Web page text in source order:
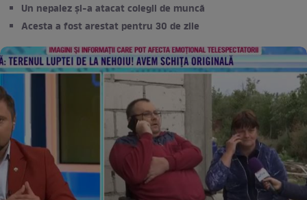
Un nepalez și-a atacat colegii de muncă
Acesta a fost arestat pentru 30 de zile